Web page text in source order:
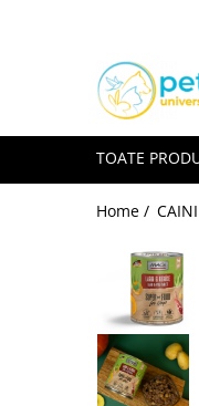
Toate Produsele
Hamuri
HRANA USCATA
TOATE
Home /